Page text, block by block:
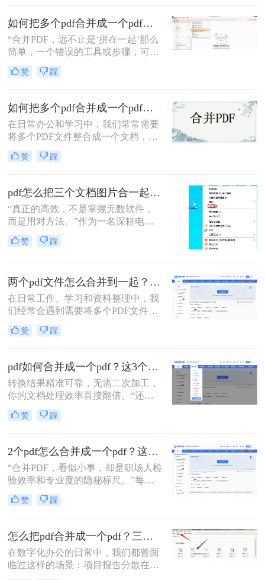
如何把多个pdf合并成一个pdf？5种高效合并方法详解！
“合并PDF，远不止是‘拼在一起’那么
简单，一个错误的工具或步骤，可能
让你精心排版的文档面目全
非。”——这是从业多年，处理过上
赞 踩
如何把多个pdf合并成一个pdf？来试试这两种高效方法！
在日常办公和学习中，我们常常需要
将多个PDF文件整合成一个文档，以
便更好地管理和分享信息。那么如何
把多个pdf合并成一个pdf呢？为了帮
介绍两种简单而实用的方法来合并多
个PDF文件。
赞 踩
pdf怎么把三个文档图片合一起？三招搞定，最后一招在线即用无门槛！
“真正的高效，不是掌握无数软件，
而是用对方法。”作为一名深耕电脑
办公软件测评多年的博主，小编经常
在后台收到类似的求助：“手头有三
一个PDF文件里？”
赞 踩
两个pdf文件怎么合并到一起？一篇涵盖所有主流方法的终极指南！
在日常工作、学习和资料整理中，我
们经常会遇到需要将多个PDF文件合
并为一个的情况。无论是整合多个章
节的电子书、汇总一份报告的各个部
PDF文档，掌握高效、可靠的PDF合
并技能至关重要。市面上有许多工具
可以实现这一功能，但各有优劣。那
么两个pdf文件怎么合并到一起呢？本
文将为您详细介绍四种主流且有效的
方法，从在线工具的便捷到专业软件
求。
赞 踩
pdf如何合并成一个pdf？这3个免费高效方法，职场人必须掌握！
转换结果精准可靠，无需二次加工，
你的文档处理效率直接翻倍。“还在
为合并几十个PDF报告而头疼？你浪
费在重复操作上的时间，够你学一个
评领域深耕多年的小编，我见过太多
职场朋友被基础的文档处理问题绊住
手脚。那么pdf如何合并成一个pdf
呢？
赞 踩
2个pdf怎么合并成一个pdf？这3个方法让你效率翻倍，安全省心！
“合并PDF，看似小事，却是职场人检
验效率和专业度的隐秘标尺。”每到
月底汇总报告、项目结案需整合多方
资料，或是自媒体朋友整理拍摄脚本
PDF文档感到头疼？手动复制粘贴？
格式全乱。
赞 踩
怎么把pdf合并成一个pdf？三招教你高效整合关键信息！
在数字化办公的日常中，我们都曾面
临过这样的场景：项目报告分散在多
个PDF里，学术论文章节各自独立，